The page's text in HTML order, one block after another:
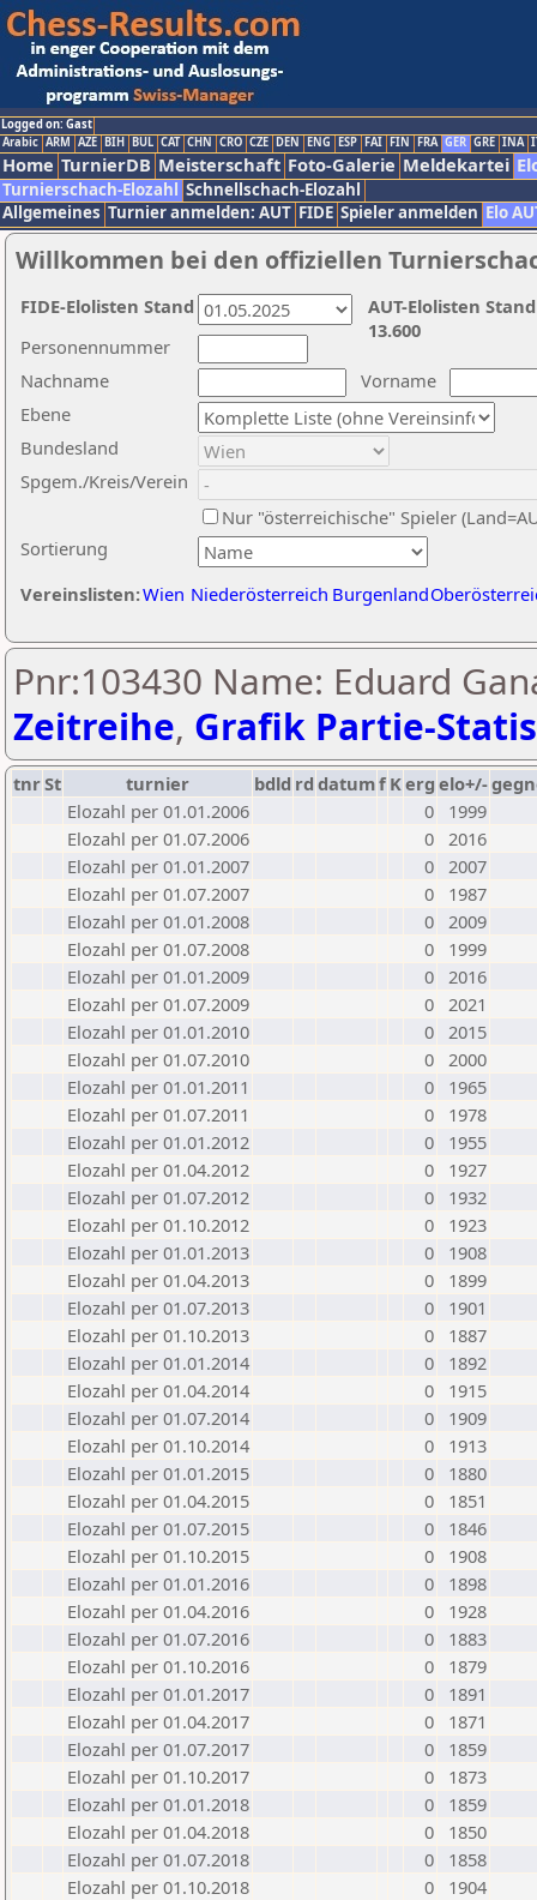
Logged on: Gast
Arabic ARM AZE BIH BUL CAT CHN CRO CZE DEN ENG ESP FAI FIN FRA GER GRE INA
Home TurnierDB Meisterschaft Foto-Galerie Meldekartei
Turnierschach-Elozahl Schnellschach-Elozahl
Allgemeines Turnier anmelden: AUT FIDE Spieler anmelden Elo
Willkommen bei den offiziellen
Nachname
Vorname
Ebene
Sortierung
Personennummer
Bundesland
Spgem./Kreis/Verein
Nur "österreichische" Spieler
Vereinslisten:Wien Niederösterreich Burgenland
AUT-Elolisten
13.600
FIDE-Elolisten Stand
Pnr:103430 Name: Eduard
Zeitreihe, Grafik Partie-
tnrSt turnier bdld rd datumf Kerg elo+/-
Elozahl per 01.01.2006
0
1999
Elozahl per 01.07.2006
0 2016
Elozahl per 01.01.2007
0 2007
Elozahl per 01.07.2007
0
1987
Elozahl per 01.01.2008
0 2009
Elozahl per 01.07.2008
0
1999
Elozahl per 01.01.2009
0 2016
Elozahl per 01.07.2009
0 2021
Elozahl per 01.01.2010
0 2015
Elozahl per 01.07.2010
0 2000
Elozahl per 01.01.2011
0
1965
Elozahl per 01.07.2011
0
1978
Elozahl per 01.01.2012
0
1955
Elozahl per 01.04.2012
0
1927
Elozahl per 01.07.2012
0
1932
Elozahl per 01.10.2012
0
1923
Elozahl per 01.01.2013
0
1908
Elozahl per 01.04.2013
0
1899
Elozahl per 01.07.2013
0
1901
Elozahl per 01.10.2013
0
1887
Elozahl per 01.01.2014
0
1892
Elozahl per 01.04.2014
0
1915
Elozahl per 01.07.2014
0
1909
Elozahl per 01.10.2014
0
1913
Elozahl per 01.01.2015
0
1880
Elozahl per 01.04.2015
0
1851
Elozahl per 01.07.2015
0
1846
Elozahl per 01.10.2015
0
1908
Elozahl per 01.01.2016
0
1898
Elozahl per 01.04.2016
0
1928
Elozahl per 01.07.2016
0
1883
Elozahl per 01.10.2016
0
1879
Elozahl per 01.01.2017
0
1891
Elozahl per 01.04.2017
0
1871
Elozahl per 01.07.2017
0
1859
Elozahl per 01.10.2017
0
1873
Elozahl per 01.01.2018
0
1859
Elozahl per 01.04.2018
0
1850
Elozahl per 01.07.2018
0
1858
Elozahl per 01.10.2018
0
1904